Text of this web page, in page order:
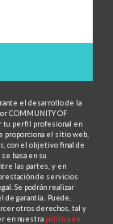
el desarrollo de la
COMMUNITY OF
tu perfil profesional en
proporciona el sitio web,
con el objetivo final de
basa en su
las partes, y en
de servicios
Se podrán realizar
garantía.. Puede,
otros derechos, tal y
en nuestra política de